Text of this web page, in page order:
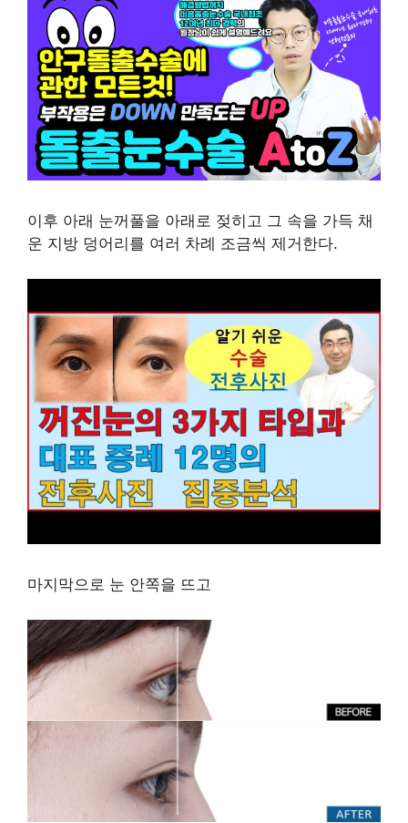
이후 아래 눈꺼풀을 아래로 젖히고 그 속을 가득 채
운 지방 덩어리를 여러 차례 조금씩 제거한다.
마지막으로 눈 안쪽을 뜨고